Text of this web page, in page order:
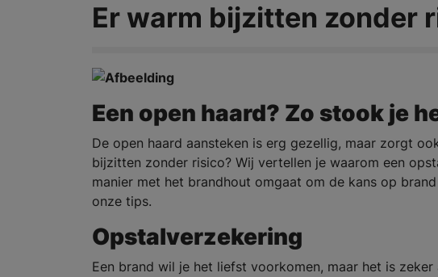
Er warm bijzitten zonder
Een open haard? Zo stook je
De open haard aansteken is erg gezellig, maar zorgt
bijzitten zonder risico? Wij vertellen je waarom een
manier met het brandhout omgaat om de kans op
onze tips.
Opstalverzekering
Een brand wil je het liefst voorkomen, maar het is zeker